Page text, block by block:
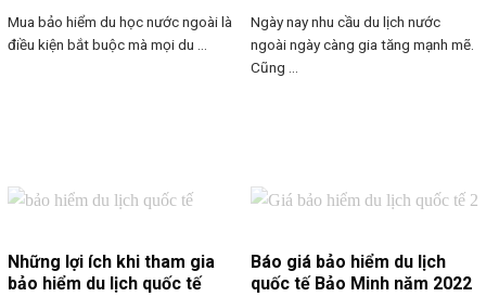
Mua bảo hiểm du học nước ngoài là
điều kiện bắt buộc mà mọi du ...
Ngày nay nhu cầu du lịch nước
ngoài ngày càng gia tăng mạnh mẽ.
Cũng ...
Những lợi ích khi tham gia
bảo hiểm du lịch quốc tế
Báo giá bảo hiểm du lịch
quốc tế Bảo Minh năm 2022